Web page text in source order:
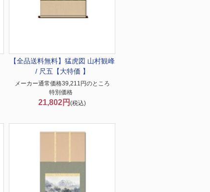
【全品送料無料】 猛虎図 山村観峰
/ 尺五【大特価 】
メーカー通常価格39,211円のところ
特別価格
21,802円 (税込)